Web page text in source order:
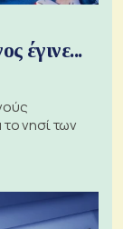
έγινε...
το νησί των